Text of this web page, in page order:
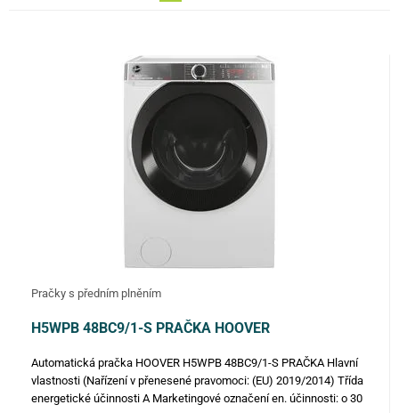
Pračky s předním plněním
H5WPB 48BC9/1-S PRAČKA HOOVER
Automatická pračka HOOVER H5WPB 48BC9/1-S PRAČKA Hlavní
vlastnosti (Nařízení v přenesené pravomoci: (EU) 2019/2014) Třída
energetické účinnosti A Marketingové označení en. účinnosti: o 30